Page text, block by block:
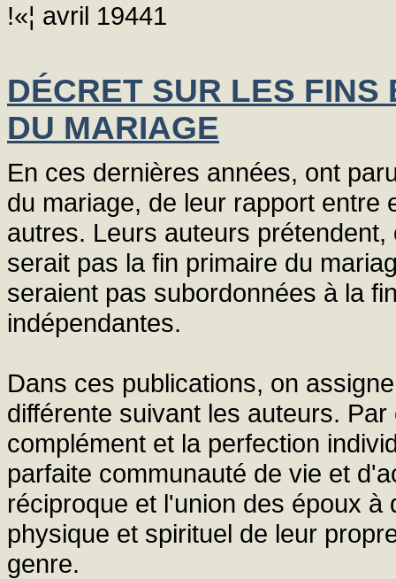
!«¦ avril 19441
DÉCRET SUR LES
DU MARIAGE
En ces dernières années, ont
du mariage, de leur rapport entre
autres. Leurs auteurs
serait pas la fin primaire du
seraient pas subordonnées à la
indépendantes.
Dans ces publications, on
différente suivant les auteurs.
complément et la perfection
parfaite communauté de vie et
réciproque et l'union des époux
physique et spirituel de leur
genre.